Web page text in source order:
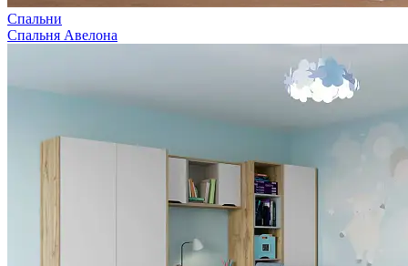
Спальни
Спальня Авелона